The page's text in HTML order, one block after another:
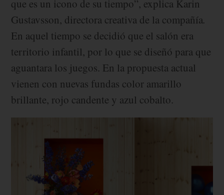
que es un icono de su tiempo”, explica Karin
Gustavsson, directora creativa de la compañía.
En aquel tiempo se decidió que el salón era
territorio infantil, por lo que se diseñó para que
aguantara los juegos. En la propuesta actual
vienen con nuevas fundas color amarillo
brillante, rojo candente y azul cobalto.